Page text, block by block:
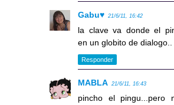
Gabu♥ 21/6/11, 16:42
la clave va donde el
en un globito de dialogo..
Responder
MABLA 21/6/11, 16:43
pincho el pingu...pero